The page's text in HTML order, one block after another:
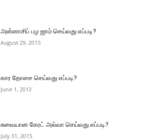
அன்னாசிப் பழ ஜாம் செய்வது எப்படி?
August 29, 2015
கார தோசை செய்வது எப்படி?
June 1, 2013
சுவையான கேரட் அல்வா செய்வது எப்படி?
July 31, 2015